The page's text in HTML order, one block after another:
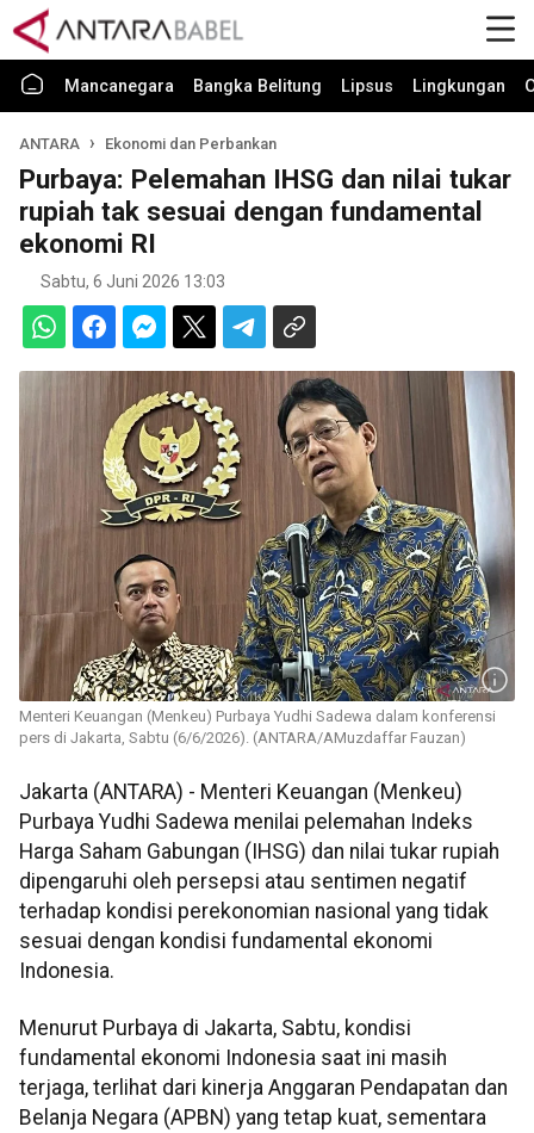
Mancanegara Bangka Belitung Lipsus Lingkungan
ANTARA Ekonomi dan Perbankan
Purbaya: Pelemahan IHSG dan nilai tukar
rupiah tak sesuai dengan fundamental
ekonomi RI
Sabtu, 6 Juni 2026 13:03
Menteri Keuangan (Menkeu) Purbaya Yudhi Sadewa dalam konferensi
pers di Jakarta, Sabtu (6/6/2026). (ANTARA/AMuzdaffar Fauzan)
Jakarta (ANTARA) - Menteri Keuangan (Menkeu)
Purbaya Yudhi Sadewa menilai pelemahan Indeks
Harga Saham Gabungan (IHSG) dan nilai tukar rupiah
dipengaruhi oleh persepsi atau sentimen negatif
terhadap kondisi perekonomian nasional yang tidak
sesuai dengan kondisi fundamental ekonomi
Indonesia.
Menurut Purbaya di Jakarta, Sabtu, kondisi
fundamental ekonomi Indonesia saat ini masih
terjaga, terlihat dari kinerja Anggaran Pendapatan dan
Belanja Negara (APBN) yang tetap kuat, sementara